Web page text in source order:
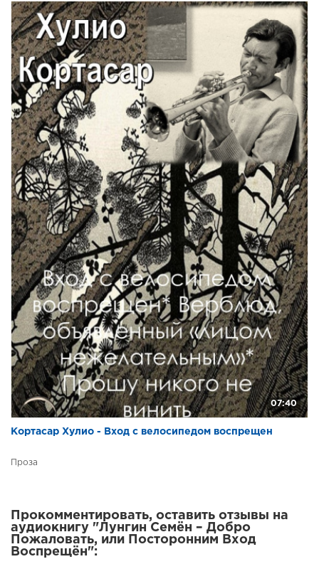
07:40
Кортасар Хулио - Вход с велосипедом воспрещен
Проза
Прокомментировать, оставить отзывы на
аудиокнигу "Лунгин Семён – Добро
Пожаловать, или Посторонним Вход
Воспрещён":